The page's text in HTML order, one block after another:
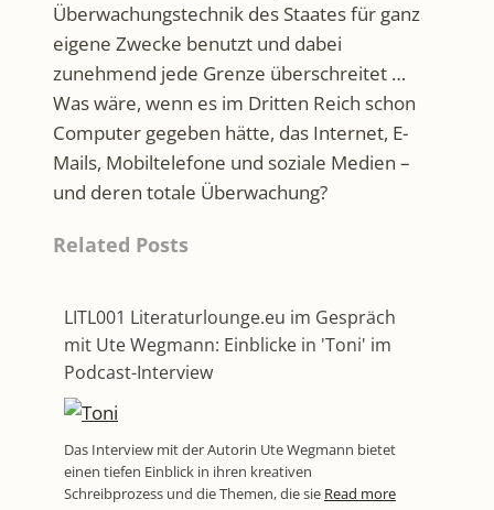
Überwachungstechnik des Staates für ganz
eigene Zwecke benutzt und dabei
zunehmend jede Grenze überschreitet …
Was wäre, wenn es im Dritten Reich schon
Computer gegeben hätte, das Internet, E-
Mails, Mobiltelefone und soziale Medien –
und deren totale Überwachung?
Related Posts
LITL001 Literaturlounge.eu im Gespräch
mit Ute Wegmann: Einblicke in 'Toni' im
Podcast-Interview
Das Interview mit der Autorin Ute Wegmann bietet
einen tiefen Einblick in ihren kreativen
Schreibprozess und die Themen, die sie Read more